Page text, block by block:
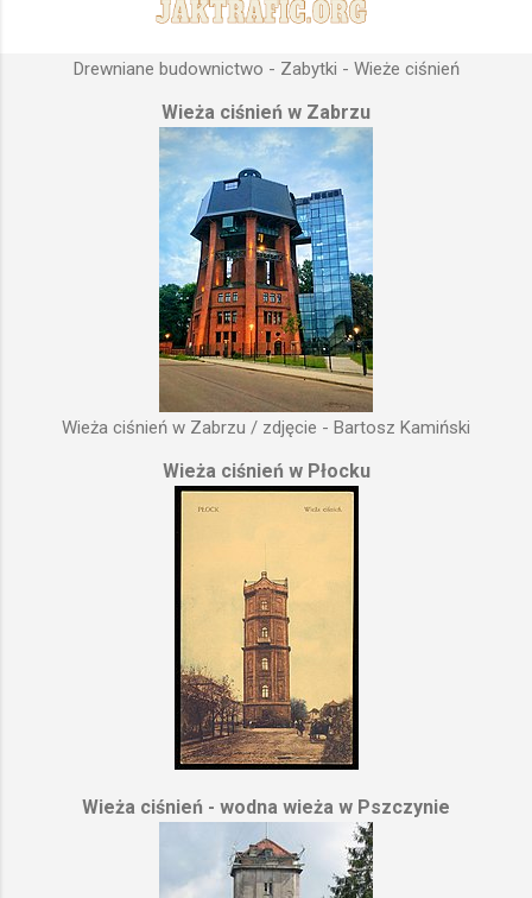
Drewniane budownictwo - Zabytki - Wieże ciśnień
Wieża ciśnień w Zabrzu
Wieża ciśnień w Zabrzu / zdjęcie - Bartosz Kamiński
Wieża ciśnień w Płocku
Wieża ciśnień - wodna wieża w Pszczynie